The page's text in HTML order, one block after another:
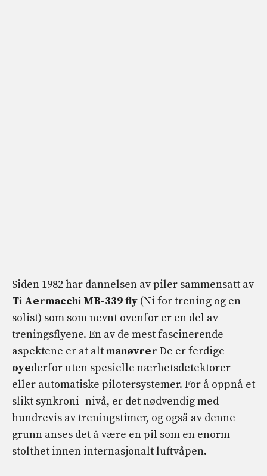
Siden 1982 har dannelsen av piler sammensatt av
Ti Aermacchi MB-339 fly (Ni for trening og en
solist) som som nevnt ovenfor er en del av
treningsflyene. En av de mest fascinerende
aspektene er at altmanøvrer De er ferdige
øyederfor uten spesielle nærhetsdetektorer
eller automatiske pilotersystemer. For å oppnå et
slikt synkroni -nivå, er det nødvendig med
hundrevis av treningstimer, og også av denne
grunn anses det å være en pil som en enorm
stolthet innen internasjonalt luftvåpen.